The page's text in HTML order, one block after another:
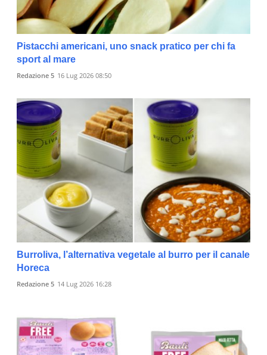
Pistacchi americani, uno snack pratico per chi fa
sport al mare
Redazione 5 16 Lug 2026 08:50
Burroliva, l’alternativa vegetale al burro per il canale
Horeca
Redazione 5 14 Lug 2026 16:28